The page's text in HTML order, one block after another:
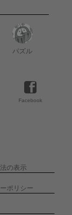
パズル
Facebook
の表示
ポリシー